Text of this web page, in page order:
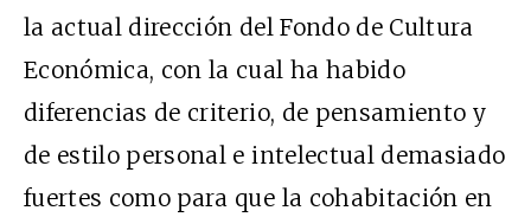
la actual dirección del Fondo de Cultura
Económica, con la cual ha habido
diferencias de criterio, de pensamiento y
de estilo personal e intelectual demasiado
fuertes como para que la cohabitación en